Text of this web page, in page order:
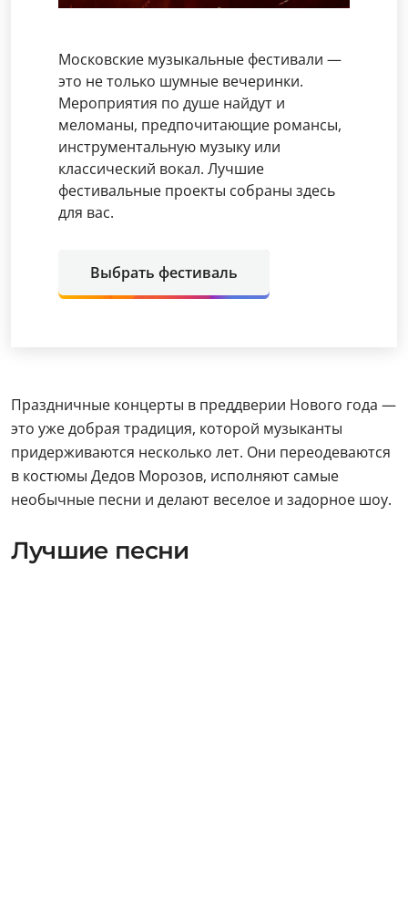
Московские музыкальные фестивали —
это не только шумные вечеринки.
Мероприятия по душе найдут и
меломаны, предпочитающие романсы,
инструментальную музыку или
классический вокал. Лучшие
фестивальные проекты собраны здесь
для вас.
Выбрать фестиваль
Праздничные концерты в преддверии Нового года —
это уже добрая традиция, которой музыканты
придерживаются несколько лет. Они переодеваются
в костюмы Дедов Морозов, исполняют самые
необычные песни и делают веселое и задорное шоу.
Лучшие песни